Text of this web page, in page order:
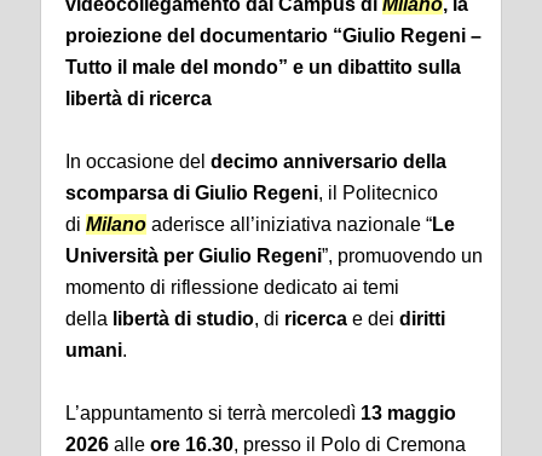
proiezione del documentario “Giulio Regeni –
Tutto il male del mondo” e un dibattito sulla
libertà di ricerca
In occasione del decimo anniversario della
scomparsa di Giulio Regeni, il Politecnico
di Milano aderisce all’iniziativa nazionale “Le
Università per Giulio Regeni”, promuovendo un
momento di riflessione dedicato ai temi
della libertà di studio, di ricerca e dei diritti
umani.
L’appuntamento si terrà mercoledì 13 maggio
2026 alle ore 16.30, presso il Polo di Cremona